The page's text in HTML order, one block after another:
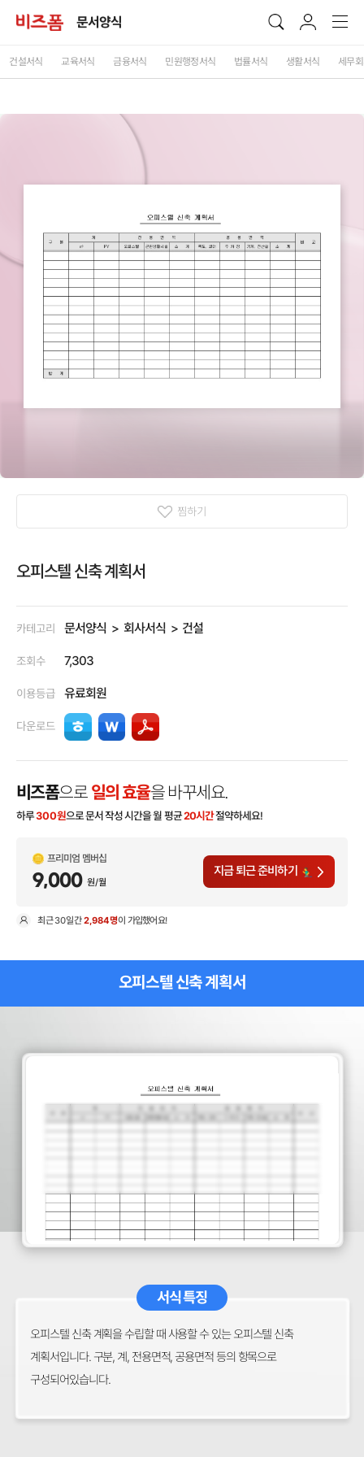
문서양식
건설서식 교육서식 금융서식 민원행정서식 법률서식 생활서식 세무
찜하기
오피스텔 신축 계획서
카테고리 문서양식 회사서식 건설
조회수 7,303
이용등급 유료회원
다운로드
비즈폼으로 일의 효율을 바꾸세요.
하루300원으로 문서 작성 시간을 월 평균20시간절약하세요!
프리미엄 멤버십
9,000 원/월
지금 퇴근 준비하기
최근30일간2,984명이 가입했어요!
오피스텔 신축 계획서
서식 특징
오피스텔 신축 계획을 수립할 때 사용할 수 있는 오피스텔 신축
계획서입니다. 구분, 계, 전용면적, 공용면적 등의 항목으로
구성되어있습니다.